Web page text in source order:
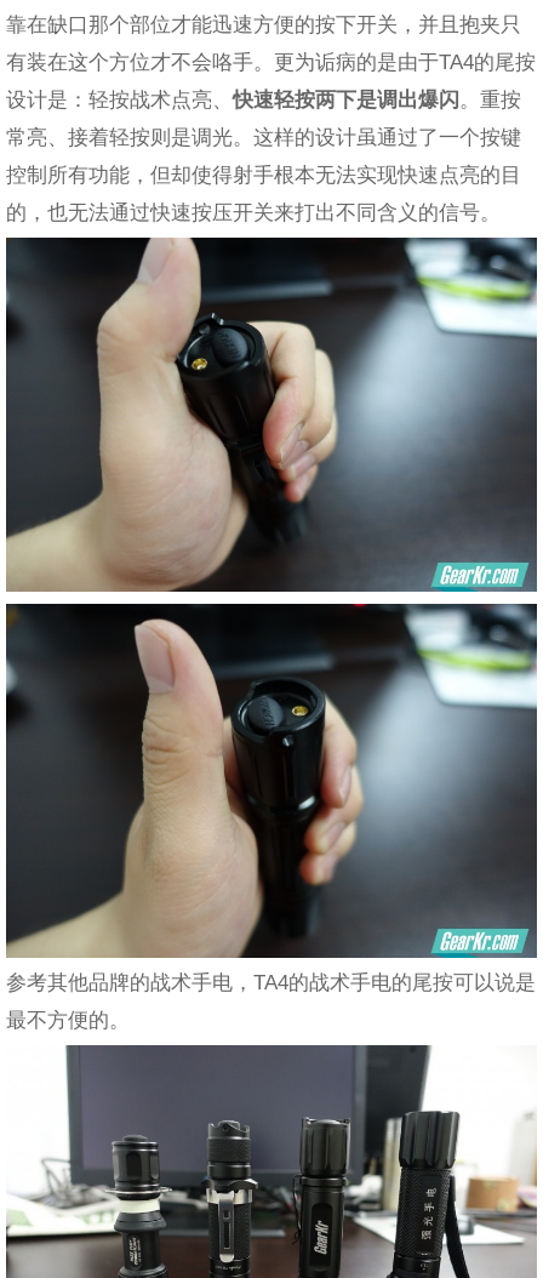
靠在缺口那个部位才能迅速方便的按下开关，并且抱夹只
有装在这个方位才不会咯手。更为诟病的是由于TA4的尾按
设计是：轻按战术点亮、快速轻按两下是调出爆闪。重按
常亮、接着轻按则是调光。这样的设计虽通过了一个按键
控制所有功能，但却使得射手根本无法实现快速点亮的目
的，也无法通过快速按压开关来打出不同含义的信号。
参考其他品牌的战术手电，TA4的战术手电的尾按可以说是
最不方便的。